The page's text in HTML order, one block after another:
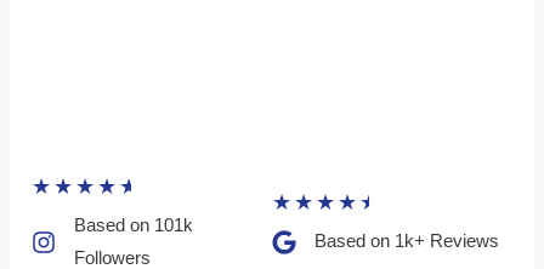
★ ★ ★ ★ ★
Based on 101k
Followers​
★ ★ ★ ★ ★
Based on 1k+ Reviews​